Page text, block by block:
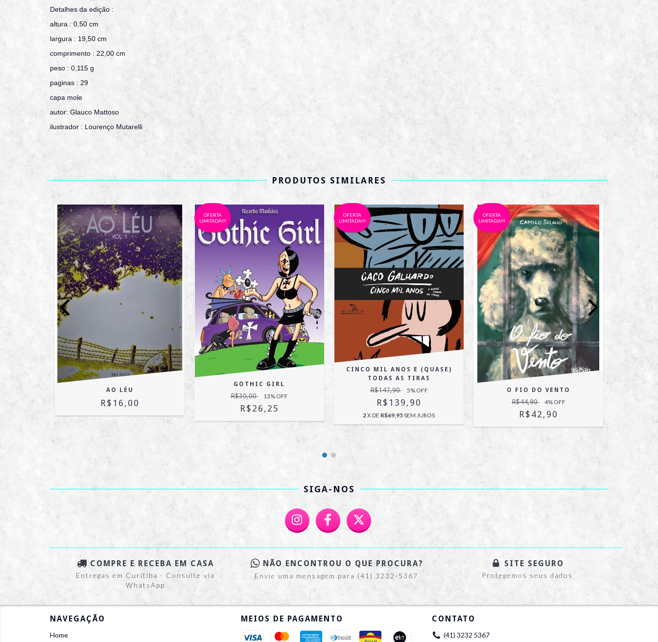
Detalhes da edição :
altura : 0,50 cm
largura : 19,50 cm
comprimento : 22,00 cm
peso : 0,115 g
paginas : 29
capa mole
autor: Glauco Mattoso
ilustrador : Lourenço Mutarelli
PRODUTOS SIMILARES
AO LÉU
R$16,00
OFERTA
LIMITADA!!!
GOTHIC GIRL
R$30,00 13% OFF
R$26,25
OFERTA
LIMITADA!!!
CINCO MIL ANOS E (QUASE)
TODAS AS TIRAS
R$147,90 5% OFF
R$139,90
2X DE R$69,95SEM JUROS
OFERTA
LIMITADA!!!
O FIO DO VENTO
R$44,90 4% OFF
R$42,90
SIGA-NOS
COMPRE E RECEBA EM CASA
Entregas em Curitiba - Consulte via
WhatsApp
NÃO ENCONTROU O QUE PROCURA?
Envie uma mensagem para (41) 3232-5367
SITE SEGURO
Protegemos seus dados
NAVEGAÇÃO
Home
MEIOS DE PAGAMENTO CONTATO
(41) 3232 5367